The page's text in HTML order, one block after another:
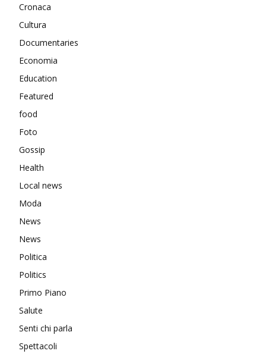
Cronaca
Cultura
Documentaries
Economia
Education
Featured
food
Foto
Gossip
Health
Local news
Moda
News
News
Politica
Politics
Primo Piano
Salute
Senti chi parla
Spettacoli